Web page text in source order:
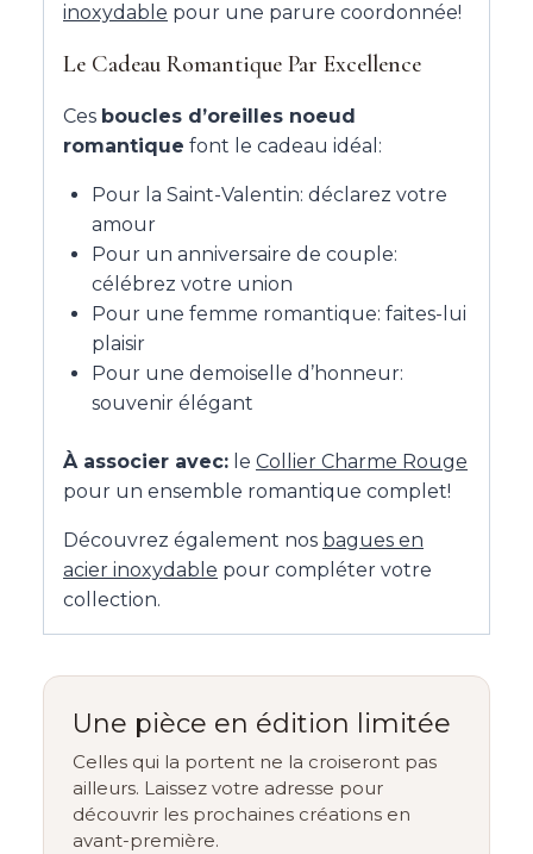
inoxydable pour une parure coordonnée!
Le Cadeau Romantique Par Excellence
Ces boucles d’oreilles noeud
romantique font le cadeau idéal:
Pour la Saint-Valentin: déclarez votre
amour
Pour un anniversaire de couple:
célébrez votre union
Pour une femme romantique: faites-lui
plaisir
Pour une demoiselle d’honneur:
souvenir élégant
À associer avec: le Collier Charme Rouge
pour un ensemble romantique complet!
Découvrez également nos bagues en
acier inoxydable pour compléter votre
collection.
Une pièce en édition limitée
Celles qui la portent ne la croiseront pas
ailleurs. Laissez votre adresse pour
découvrir les prochaines créations en
avant-première.